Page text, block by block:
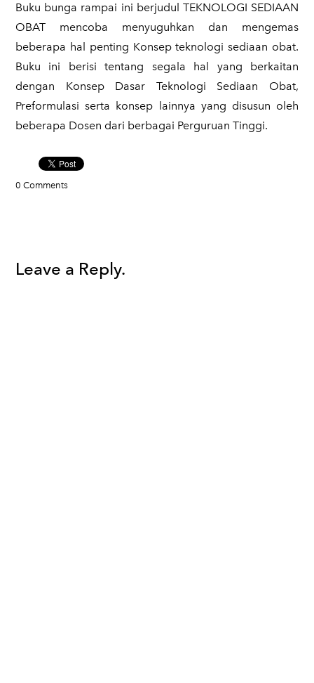
​Buku bunga rampai ini berjudul TEKNOLOGI SEDIAAN
OBAT mencoba menyuguhkan dan mengemas
beberapa hal penting Konsep teknologi sediaan obat.
Buku ini berisi tentang segala hal yang berkaitan
dengan Konsep Dasar Teknologi Sediaan Obat,
Preformulasi serta konsep lainnya yang disusun oleh
beberapa Dosen dari berbagai Perguruan Tinggi.
0 Comments
Leave a Reply.